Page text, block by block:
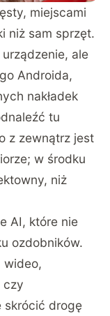
miejscami
niż sam sprzęt.
ale
Androida,
nakładek
tu
z zewnątrz jest
w środku
niż
AI, które nie
ozdobników.
wideo,
czy
skrócić drogę